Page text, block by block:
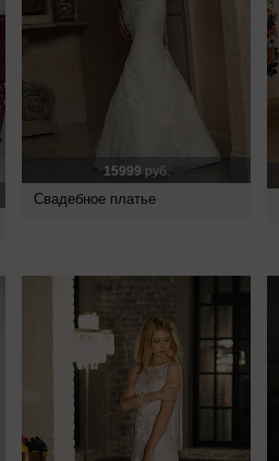
15999 руб.
Свадебное платье